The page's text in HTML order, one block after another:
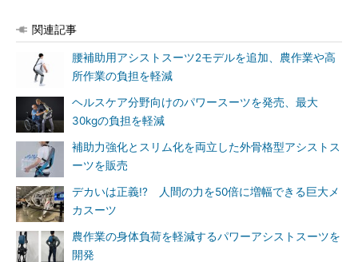
関連記事
腰補助用アシストスーツ2モデルを追加、農作業や高
所作業の負担を軽減
ヘルスケア分野向けのパワースーツを発売、最大
30kgの負担を軽減
補助力強化とスリム化を両立した外骨格型アシストス
ーツを販売
デカいは正義!? 人間の力を50倍に増幅できる巨大メ
カスーツ
農作業の身体負荷を軽減するパワーアシストスーツを
開発